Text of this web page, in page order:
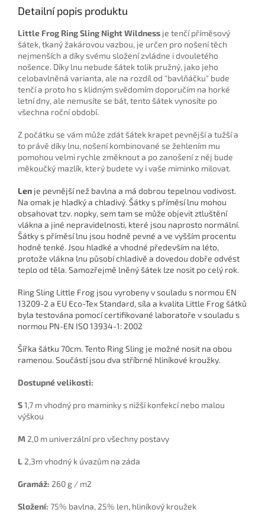
Detailní popis produktu
Little Frog Ring Sling Night Wildness je tenčí příměsový
šátek, tkaný žakárovou vazbou, je určen pro nošení těch
nejmenších a díky svému složení zvládne i dvouletého
nošence. Díky lnu nebude šátek tolik pružný, jako jeho
celobavlněná varianta, ale na rozdíl od "bavlňáčku" bude
tenčí a proto ho s klidným svědomím doporučím na horké
letní dny, ale nemusíte se bát, tento šátek vynosíte po
všechna roční období.
Z počátku se vám může zdát šátek krapet pevnější a tužší a
to právě díky lnu, nošení kombinované se žehlením mu
pomohou velmi rychle změknout a po zanošení z něj bude
měkoučký mazlík, který budete vy i vaše miminko milovat.
Len je pevnější než bavlna a má dobrou tepelnou vodivost.
Na omak je hladký a chladivý. Šátky s příměsí lnu mohou
obsahovat tzv. nopky, sem tam se může objevit ztluštění
vlákna a jiné nepravidelnosti, které jsou naprosto normální.
Šátky s příměsí lnu jsou hodně pevné a ve vyšším procentu
hodně tenké. Jsou hladké a vhodné především na léto,
protože vlákna lnu působí chladivě a dovedou dobře odvést
teplo od těla. Samozřejmě lněný šátek lze nosit po celý rok.
Ring Sling Little Frog jsou vyrobeny v souladu s normou EN
13209-2 a EU Eco-Tex Standard, síla a kvalita Little Frog šátků
byla testována pomocí certifikované laboratoře v souladu s
normou PN-EN ISO 13934-1: 2002
Šířka šátku 70cm. Tento Ring Sling je možné nosit na obou
ramenou. Součástí jsou dva stříbrné hliníkové kroužky.
Dostupné velikosti:
S1,7 m vhodný pro maminky s nižší konfekcí nebo malou
výškou
M 2,0 m univerzální pro všechny postavy
L 2,3m vhodný k úvazům na záda
Gramáž: 260 g / m2
Složení: 75% bavlna, 25% len, hliníkový kroužek